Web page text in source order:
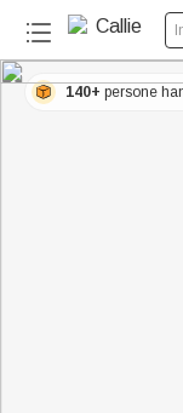
140+ persone